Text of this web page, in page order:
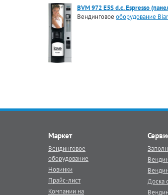
BVM 972 E5S d.c. Espresso
Вендинговое оборудование
Маркет
Вендинговое
оборудование
Новинки
Прайс-лист
Компании на
Доска